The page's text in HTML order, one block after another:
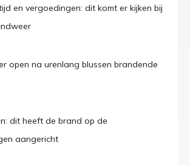
en vergoedingen: dit komt er kijken bij
open na urenlang blussen brandende
dit heeft de brand op de
aangericht